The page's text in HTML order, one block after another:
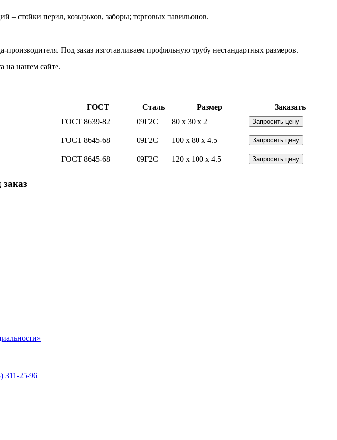
– стойки перил, козырьков, заборы; торговых павильонов.
Под заказ изготавливаем профильную трубу нестандартных размеров.
на нашем сайте.
ГОСТ Сталь Размер
Заказать
ГОСТ 8639-82 09Г2С 80 x 30 x 2 Запросить цену
ГОСТ 8645-68 09Г2С 100 x 80 x 4.5 Запросить цену
ГОСТ 8645-68 09Г2С 120 x 100 x 4.5 Запросить цену
311-25-96